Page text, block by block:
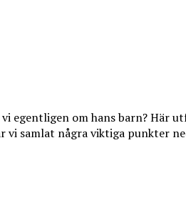
egentligen om hans barn? Här
vi samlat några viktiga punkter